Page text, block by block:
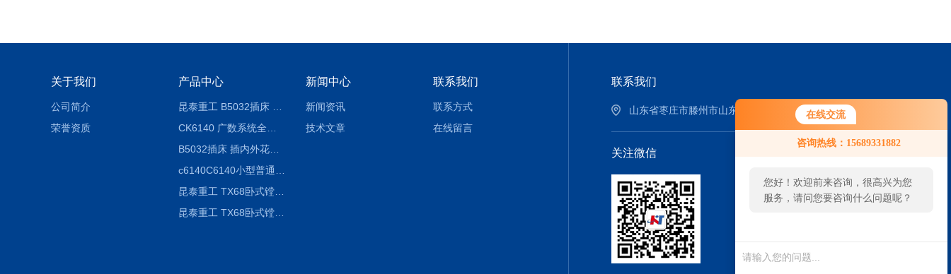
在线交流
咨询热线：15689331882
您好！欢迎前来咨询，很高兴为您
服务，请问您要咨询什么问题呢？
关于我们
公司简介
荣誉资质
产品中心
B5032插床 插内外花键槽 B5020液压立式插床
昆泰重工 TX68卧式镗床 镗孔机 镗缸机
昆泰重工 TX68卧式镗床 镗孔机 镗缸机 单柱
新闻中心
新闻资讯
技术文章
联系我们
联系方式
在线留言
联系我们
山东省枣庄市滕州市山东威达重工股份公司-东2门
关注微信